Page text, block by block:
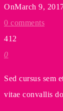
OnMarch 9,
0 comments
412
0
Sed cursus sem
vitae convallis